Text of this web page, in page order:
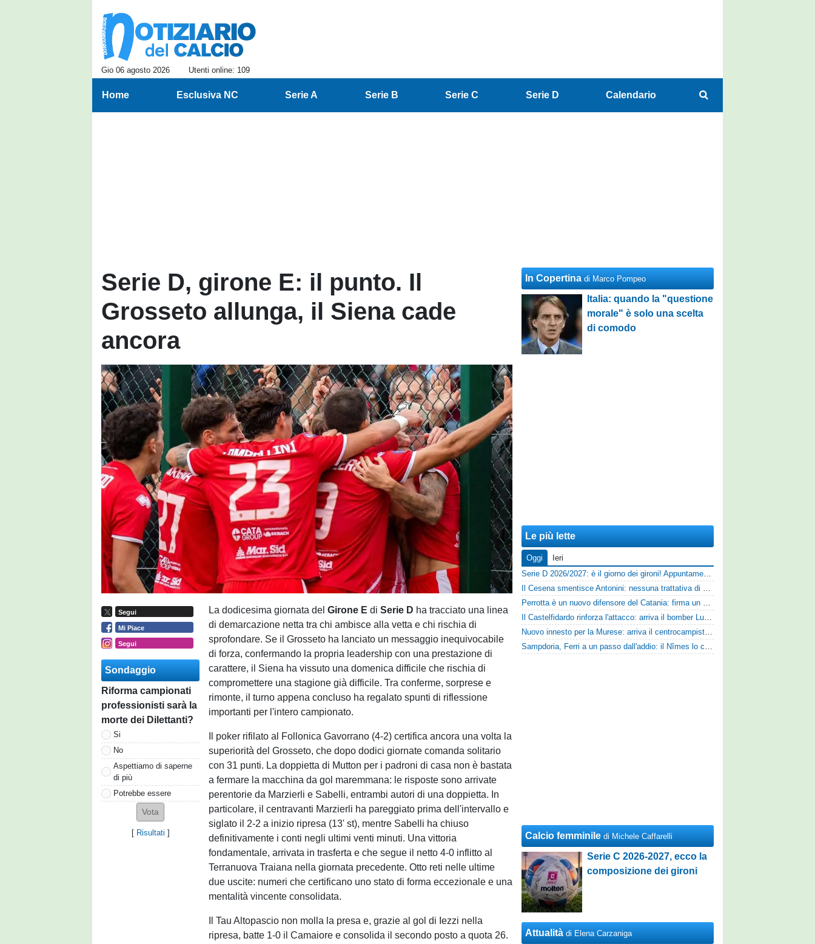
Gio 06 agosto 2026 Utenti online: 109
Home Esclusiva NC Serie A Serie B Serie C Serie D Calendario
Serie D, girone E: il punto. Il
Grosseto allunga, il Siena cade
ancora
Segui
Mi Piace
Segui
Sondaggio
Riforma campionati
professionisti sarà la
morte dei Dilettanti?
Si
No
Aspettiamo di saperne
di più
Potrebbe essere
[ Risultati ]
La dodicesima giornata delGirone E diSerie D ha tracciato una linea
di demarcazione netta tra chi ambisce alla vetta e chi rischia di
sprofondare. Se il Grosseto ha lanciato un messaggio inequivocabile
di forza, confermando la propria leadership con una prestazione di
carattere, il Siena ha vissuto una domenica difficile che rischia di
compromettere una stagione già difficile. Tra conferme, sorprese e
rimonte, il turno appena concluso ha regalato spunti di riflessione
importanti per l'intero campionato.
Il poker rifilato al Follonica Gavorrano (4-2) certifica ancora una volta la
superiorità del Grosseto, che dopo dodici giornate comanda solitario
con 31 punti. La doppietta di Mutton per i padroni di casa non è bastata
a fermare la macchina da gol maremmana: le risposte sono arrivate
perentorie da Marzierli e Sabelli, entrambi autori di una doppietta. In
particolare, il centravanti Marzierli ha pareggiato prima dell'intervallo e
siglato il 2-2 a inizio ripresa (13' st), mentre Sabelli ha chiuso
definitivamente i conti negli ultimi venti minuti. Una vittoria
fondamentale, arrivata in trasferta e che segue il netto 4-0 inflitto al
Terranuova Traiana nella giornata precedente. Otto reti nelle ultime
due uscite: numeri che certificano uno stato di forma eccezionale e una
mentalità vincente consolidata.
Il Tau Altopascio non molla la presa e, grazie al gol di Iezzi nella
ripresa, batte 1-0 il Camaiore e consolida il secondo posto a quota 26.
In Copertina di Marco Pompeo
Italia: quando la "questione
morale" è solo una scelta
di comodo
Le più lette
Oggi
Ieri
Serie D 2026/2027: è il giorno dei gironi! Appuntamento fissato
Il Cesena smentisce Antonini: nessuna trattativa di cessione
Perrotta è un nuovo difensore del Catania: firma un contratto annuale
Il Castelfidardo rinforza l'attacco: arriva il bomber Luca Cognigni
Nuovo innesto per la Murese: arriva il centrocampista Tomas Acosta
Sampdoria, Ferri a un passo dall'addio: il Nîmes lo cerca
Calcio femminile di Michele Caffarelli
Serie C 2026-2027, ecco la
composizione dei gironi
Attualità di Elena Carzaniga